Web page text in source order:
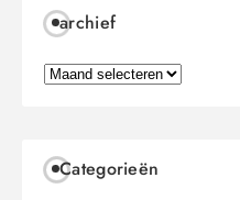
archief
archief
Categorieën